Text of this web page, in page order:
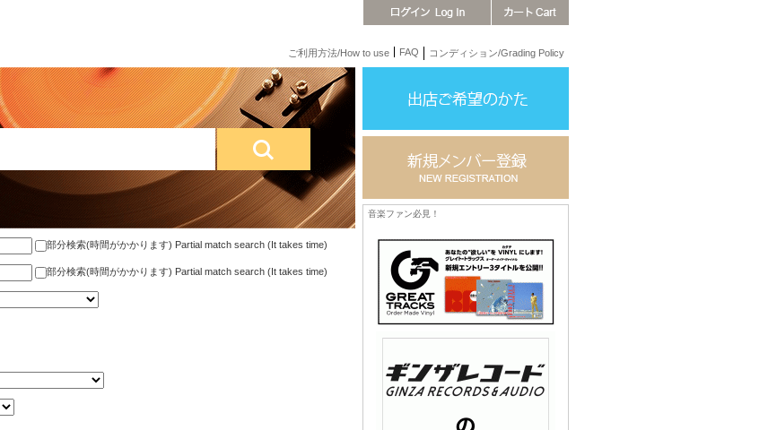
ご利用方法/How to use FAQ コンディション/Grading Policy
部分検索(時間がかかります) Partial match search (It takes time)
部分検索(時間がかかります) Partial match search (It takes time)
音楽ファン必見！